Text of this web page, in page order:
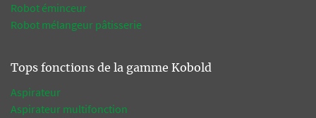
Robot éminceur
Robot mélangeur pâtisserie
Tops fonctions de la gamme Kobold
Aspirateur
Aspirateur multifonction